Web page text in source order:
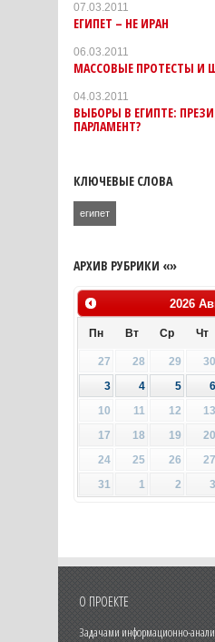
07.03.2011
ЕГИПЕТ – НЕ ИРАН
06.03.2011
МАССОВЫЕ ПРОТЕСТЫ И
04.03.2011
ВЫБОРЫ В ЕГИПТЕ:
ПАРЛАМЕНТ?
КЛЮЧЕВЫЕ СЛОВА
египет
АРХИВ РУБРИКИ «»
2026
Пн Вт Ср Чт
27 28 29 30
3
4 5 6
10
11 12 13
17
18 19 20
24
25 26 27
31
1 2 3
О ПРОЕКТЕ
Задачами информационно-